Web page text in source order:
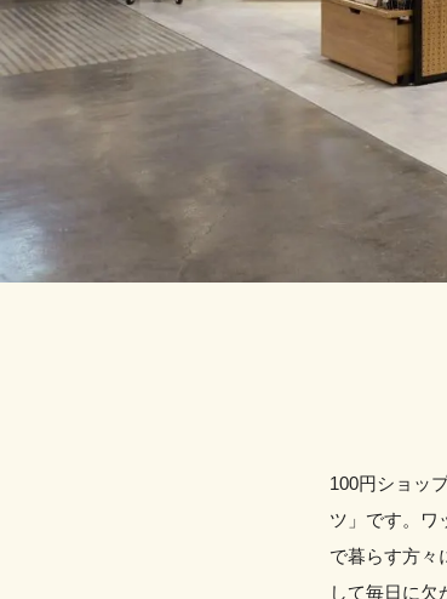
100円ショッ
ツ」です。ワ
で暮らす方々
して毎日に欠